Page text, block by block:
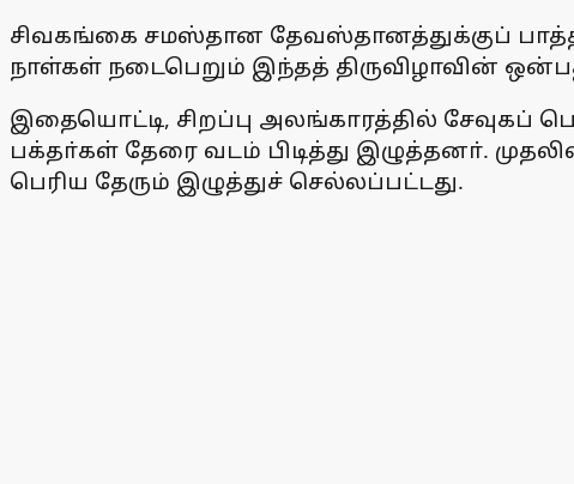
சிவகங்கை சமஸ்தான தேவஸ்தானத்துக்குப்
நாள்கள் நடைபெறும் இந்தத் திருவிழாவின்
இதையொட்டி, சிறப்பு அலங்காரத்தில் சேவுகப்
பக்தா்கள் தேரை வடம் பிடித்து இழுத்தனா்.
பெரிய தேரும் இழுத்துச் செல்லப்பட்டது.